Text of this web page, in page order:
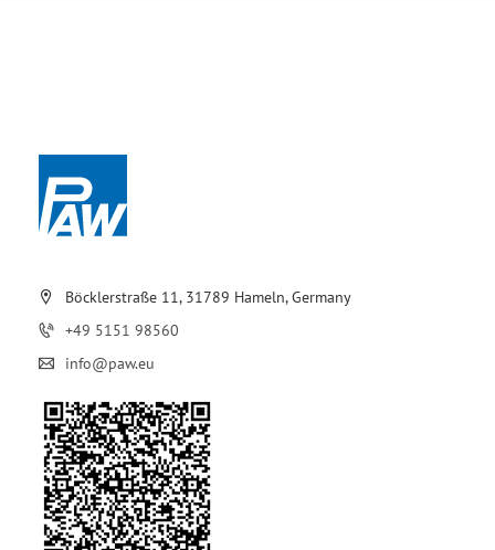
Böcklerstraße 11, 31789 Hameln, Germany
+49 5151 98560
info@paw.eu